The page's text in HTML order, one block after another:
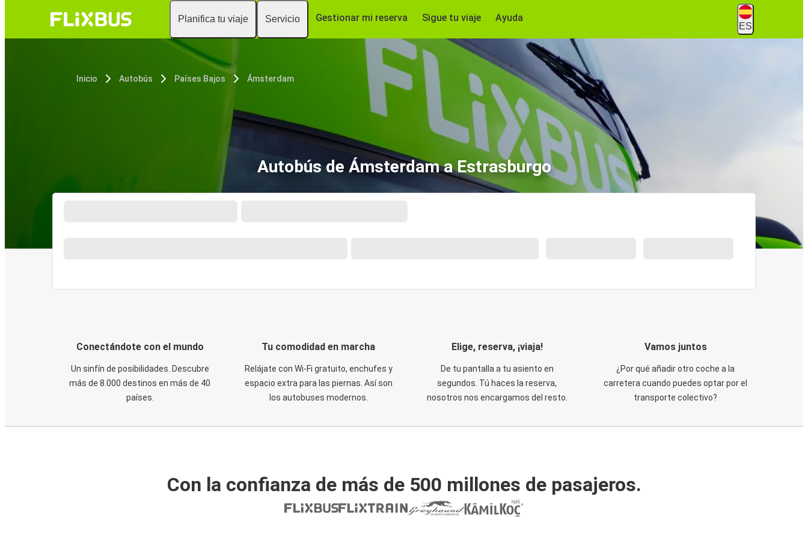
Planifica tu viaje Servicio Gestionar mi reserva Sigue tu viaje Ayuda
ES
Inicio Autobús Países Bajos Ámsterdam
Autobús de Ámsterdam a Estrasburgo
Conectándote con el mundo
Un sinfín de posibilidades. Descubre
más de 8.000 destinos en más de 40
países.
Tu comodidad en marcha
Relájate con Wi-Fi gratuito, enchufes y
espacio extra para las piernas. Así son
los autobuses modernos.
Elige, reserva, ¡viaja!
De tu pantalla a tu asiento en
segundos. Tú haces la reserva,
nosotros nos encargamos del resto.
Vamos juntos
¿Por qué añadir otro coche a la
carretera cuando puedes optar por el
transporte colectivo?
Con la confianza de más de 500 millones de pasajeros.